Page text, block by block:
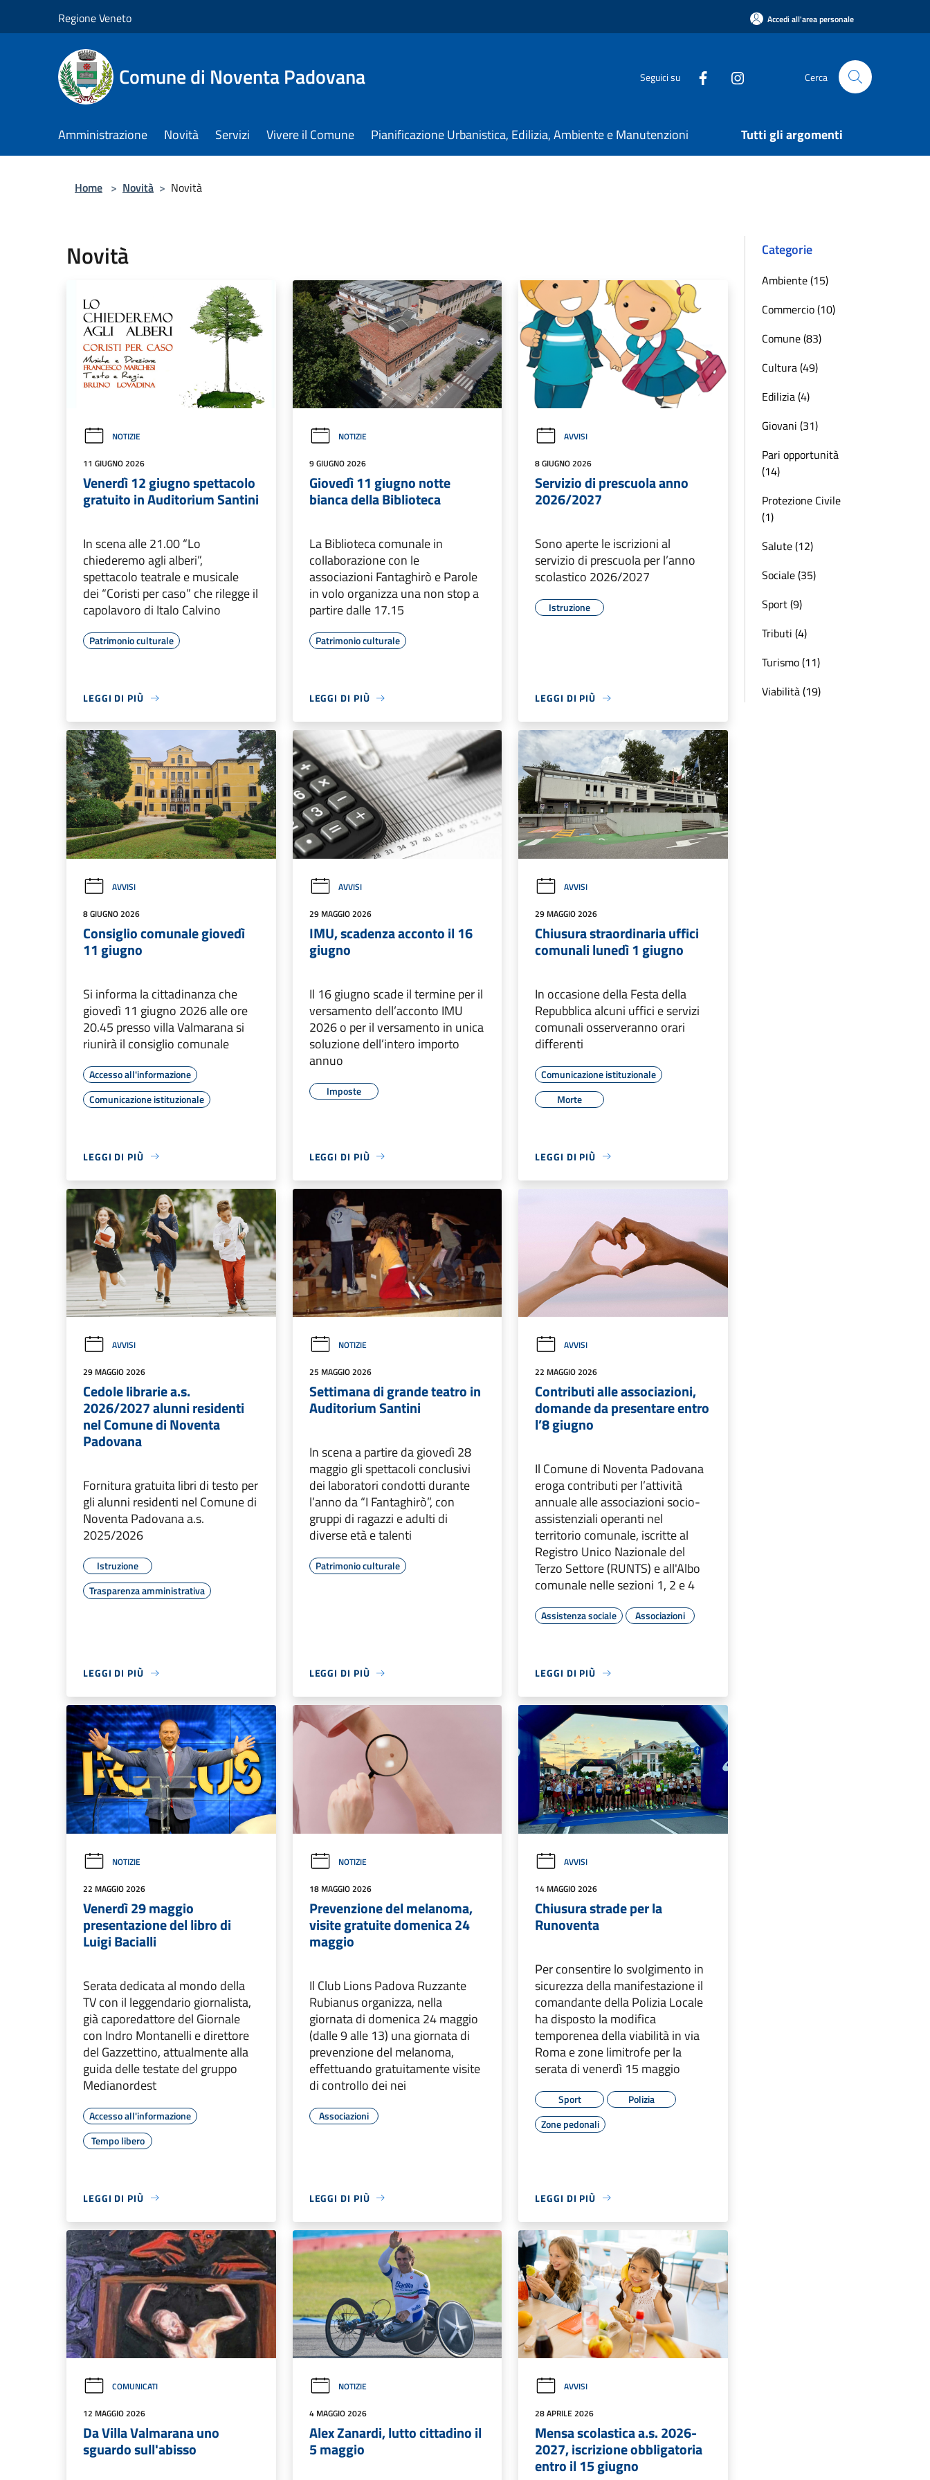
Regione Veneto Accedi all'area personale
Comune di Noventa Padovana Seguici su Cerca
Amministrazione Novità Servizi Vivere il Comune Pianificazione Urbanistica, Edilizia, Ambiente e Manutenzioni Tutti gli argomenti
Home > Novità > Novità
Novità
NOTIZIE
11 GIUGNO 2026
Venerdì 12 giugno spettacolo
gratuito in Auditorium Santini
In scena alle 21.00 “Lo
chiederemo agli alberi”,
spettacolo teatrale e musicale
dei “Coristi per caso” che rilegge il
capolavoro di Italo Calvino
Patrimonio culturale
LEGGI DI PIÙ
NOTIZIE
9 GIUGNO 2026
Giovedì 11 giugno notte
bianca della Biblioteca
La Biblioteca comunale in
collaborazione con le
associazioni Fantaghirò e Parole
in volo organizza una non stop a
partire dalle 17.15
Patrimonio culturale
LEGGI DI PIÙ
AVVISI
8 GIUGNO 2026
Servizio di prescuola anno
2026/2027
Sono aperte le iscrizioni al
servizio di prescuola per l’anno
scolastico 2026/2027
Istruzione
LEGGI DI PIÙ
AVVISI
8 GIUGNO 2026
Consiglio comunale giovedì
11 giugno
Si informa la cittadinanza che
giovedì 11 giugno 2026 alle ore
20.45 presso villa Valmarana si
riunirà il consiglio comunale
Accesso all'informazione
Comunicazione istituzionale
LEGGI DI PIÙ
AVVISI
29 MAGGIO 2026
IMU, scadenza acconto il 16
giugno
Il 16 giugno scade il termine per il
versamento dell’acconto IMU
2026 o per il versamento in unica
soluzione dell’intero importo
annuo
Imposte
LEGGI DI PIÙ
AVVISI
29 MAGGIO 2026
Chiusura straordinaria uffici
comunali lunedì 1 giugno
In occasione della Festa della
Repubblica alcuni uffici e servizi
comunali osserveranno orari
differenti
Comunicazione istituzionale
Morte
LEGGI DI PIÙ
AVVISI
29 MAGGIO 2026
Cedole librarie a.s.
2026/2027 alunni residenti
nel Comune di Noventa
Padovana
Fornitura gratuita libri di testo per
gli alunni residenti nel Comune di
Noventa Padovana a.s.
2025/2026
Istruzione
Trasparenza amministrativa
LEGGI DI PIÙ
NOTIZIE
25 MAGGIO 2026
Settimana di grande teatro in
Auditorium Santini
In scena a partire da giovedì 28
maggio gli spettacoli conclusivi
dei laboratori condotti durante
l’anno da “I Fantaghirò”, con
gruppi di ragazzi e adulti di
diverse età e talenti
Patrimonio culturale
LEGGI DI PIÙ
AVVISI
22 MAGGIO 2026
Contributi alle associazioni,
domande da presentare entro
l’8 giugno
Il Comune di Noventa Padovana
eroga contributi per l’attività
annuale alle associazioni socio-
assistenziali operanti nel
territorio comunale, iscritte al
Registro Unico Nazionale del
Terzo Settore (RUNTS) e all'Albo
comunale nelle sezioni 1, 2 e 4
Assistenza sociale Associazioni
LEGGI DI PIÙ
NOTIZIE
22 MAGGIO 2026
Venerdì 29 maggio
presentazione del libro di
Luigi Bacialli
Serata dedicata al mondo della
TV con il leggendario giornalista,
già caporedattore del Giornale
con Indro Montanelli e direttore
del Gazzettino, attualmente alla
guida delle testate del gruppo
Medianordest
Accesso all'informazione
Tempo libero
LEGGI DI PIÙ
NOTIZIE
18 MAGGIO 2026
Prevenzione del melanoma,
visite gratuite domenica 24
maggio
Il Club Lions Padova Ruzzante
Rubianus organizza, nella
giornata di domenica 24 maggio
(dalle 9 alle 13) una giornata di
prevenzione del melanoma,
effettuando gratuitamente visite
di controllo dei nei
Associazioni
LEGGI DI PIÙ
AVVISI
14 MAGGIO 2026
Chiusura strade per la
Runoventa
Per consentire lo svolgimento in
sicurezza della manifestazione il
comandante della Polizia Locale
ha disposto la modifica
temporenea della viabilità in via
Roma e zone limitrofe per la
serata di venerdì 15 maggio
Sport
Polizia
Zone pedonali
LEGGI DI PIÙ
COMUNICATI
12 MAGGIO 2026
Da Villa Valmarana uno
sguardo sull'abisso
NOTIZIE
4 MAGGIO 2026
Alex Zanardi, lutto cittadino il
5 maggio
AVVISI
28 APRILE 2026
Mensa scolastica a.s. 2026-
2027, iscrizione obbligatoria
entro il 15 giugno
Categorie
Ambiente (15)
Commercio (10)
Comune (83)
Cultura (49)
Edilizia (4)
Giovani (31)
Pari opportunità
(14)
Protezione Civile
(1)
Salute (12)
Sociale (35)
Sport (9)
Tributi (4)
Turismo (11)
Viabilità (19)